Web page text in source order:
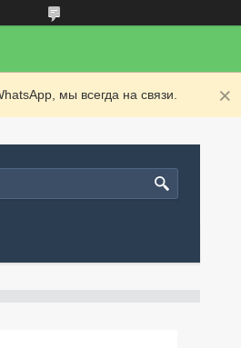
мы всегда на связи.